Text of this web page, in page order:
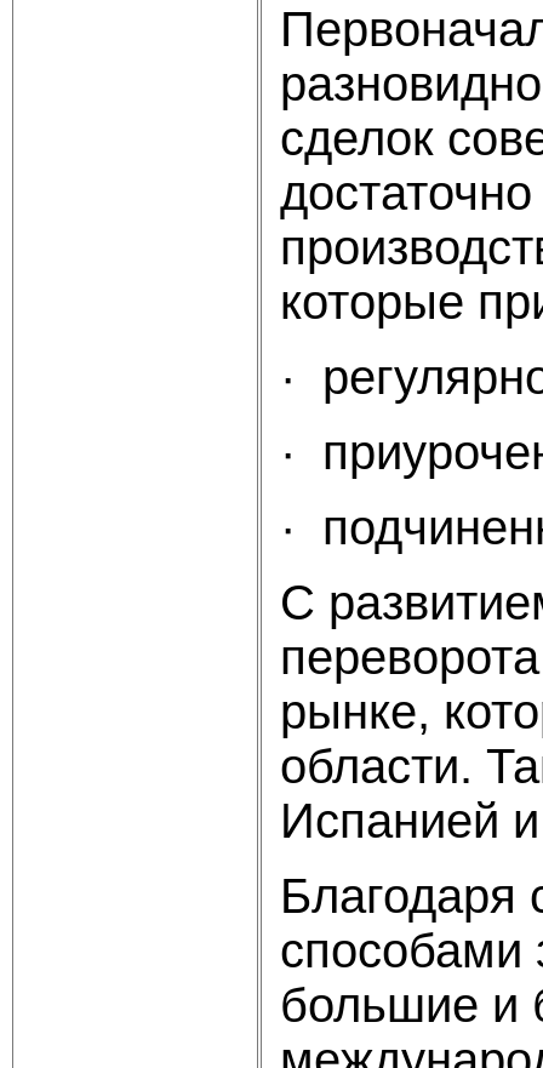
сделок
которые
·
·
·
С
рынке,
области.
Испанией
способами
большие и